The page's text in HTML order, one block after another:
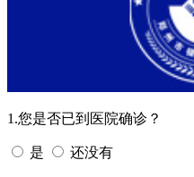
1.您是否已到医院确诊？
是 还没有